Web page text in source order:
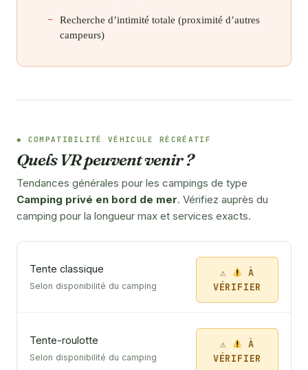
Recherche d’intimité totale (proximité d’autres
campeurs)
COMPATIBILITÉ VÉHICULE RÉCRÉATIF
Quels VR peuvent venir ?
Tendances générales pour les campings de type
Camping privé en bord de mer. Vérifiez auprès du
camping pour la longueur max et services exacts.
Tente classique
Selon disponibilité du camping
À
VÉRIFIER
Tente-roulotte
Selon disponibilité du camping
À
VÉRIFIER